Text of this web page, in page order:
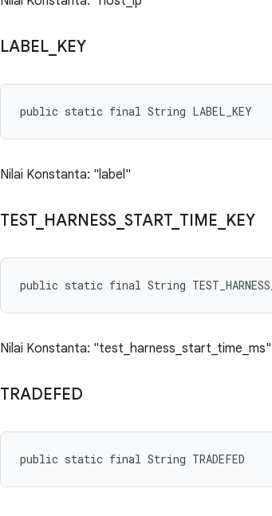
LABEL KEY
public static final String LABEL_KEY
Nilai Konstanta: "label"
TEST_ HARNESS START_ TIME KEY
public static final String
Nilai Konstanta: "test_harness_start_time_ms"
TRADEFED
public static final String TRADEFED